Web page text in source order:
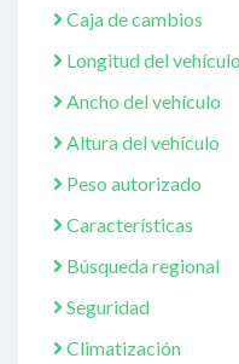
Caja de cambios
Longitud del vehículo
Ancho del vehículo
Altura del vehículo
Peso autorizado
Características
Búsqueda regional
Seguridad
Climatización